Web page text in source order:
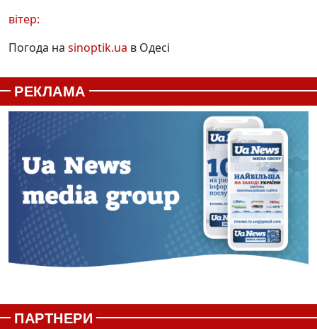
вітер:
Погода на sinoptik.ua в Одесі
РЕКЛАМА
ПАРТНЕРИ